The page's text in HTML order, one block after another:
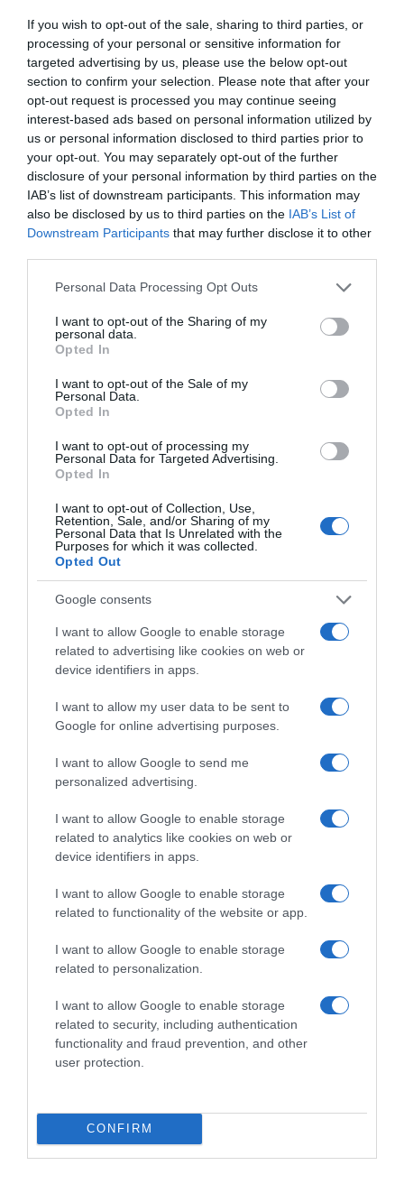
If you wish to opt-out of the sale, sharing to third parties, or
processing of your personal or sensitive information for
targeted advertising by us, please use the below opt-out
section to confirm your selection. Please note that after your
opt-out request is processed you may continue seeing
interest-based ads based on personal information utilized by
us or personal information disclosed to third parties prior to
your opt-out. You may separately opt-out of the further
disclosure of your personal information by third parties on the
IAB’s list of downstream participants. This information may
also be disclosed by us to third parties on the IAB’s List of
Downstream Participants that may further disclose it to other
Please note that this website/app uses one or more Google
not limited to your visit or usage behaviour. You may click to
grant or deny consent to Google and its third-party tags to
use your data for below specified purposes in below Google
consent section.
Personal Data Processing Opt Outs
I want to opt-out of the Sharing of my
personal data.
Opted In
I want to opt-out of the Sale of my
Personal Data.
Opted In
I want to opt-out of processing my
Personal Data for Targeted Advertising.
Opted In
I want to opt-out of Collection, Use,
Retention, Sale, and/or Sharing of my
Personal Data that Is Unrelated with the
Purposes for which it was collected.
Opted Out
Google consents
I want to allow Google to enable storage
related to advertising like cookies on web or
device identifiers in apps.
I want to allow my user data to be sent to
Google for online advertising purposes.
I want to allow Google to send me
personalized advertising.
I want to allow Google to enable storage
related to analytics like cookies on web or
device identifiers in apps.
I want to allow Google to enable storage
related to functionality of the website or app.
I want to allow Google to enable storage
related to personalization.
I want to allow Google to enable storage
related to security, including authentication
functionality and fraud prevention, and other
user protection.
CONFIRM
Ειδήσεις σήμερα
To Ιράν θα διατηρήσει τον αποκλεισμό των
Στενών του Ορμούζ έως ότου οι ΗΠΑ
αποδεχθούν “όλους” τους όρους της
Ιός Δυτικού Νείλου: Έξι θάνατοι τις
τελευταίες ημέρες – Στην Αττική τα
περισσότερα κρούσματα
της για να μην πει απολύτως τίποτα και να
επαναλάβει το φαντασιόπληκτο ρεπορτάζ
της
Χανιά: Νεαρός Παλαιστίνιος κλείδωσε
ανήλικη στο σπίτι του – Την έσωσαν οι
φωνές της
Ακολούθησε το debater.gr στο
Share Tweet
ΜΕΤΡΟ
ΔΙΑΦΗΜΙΣΗ
ΣΧΟΛΙΑ